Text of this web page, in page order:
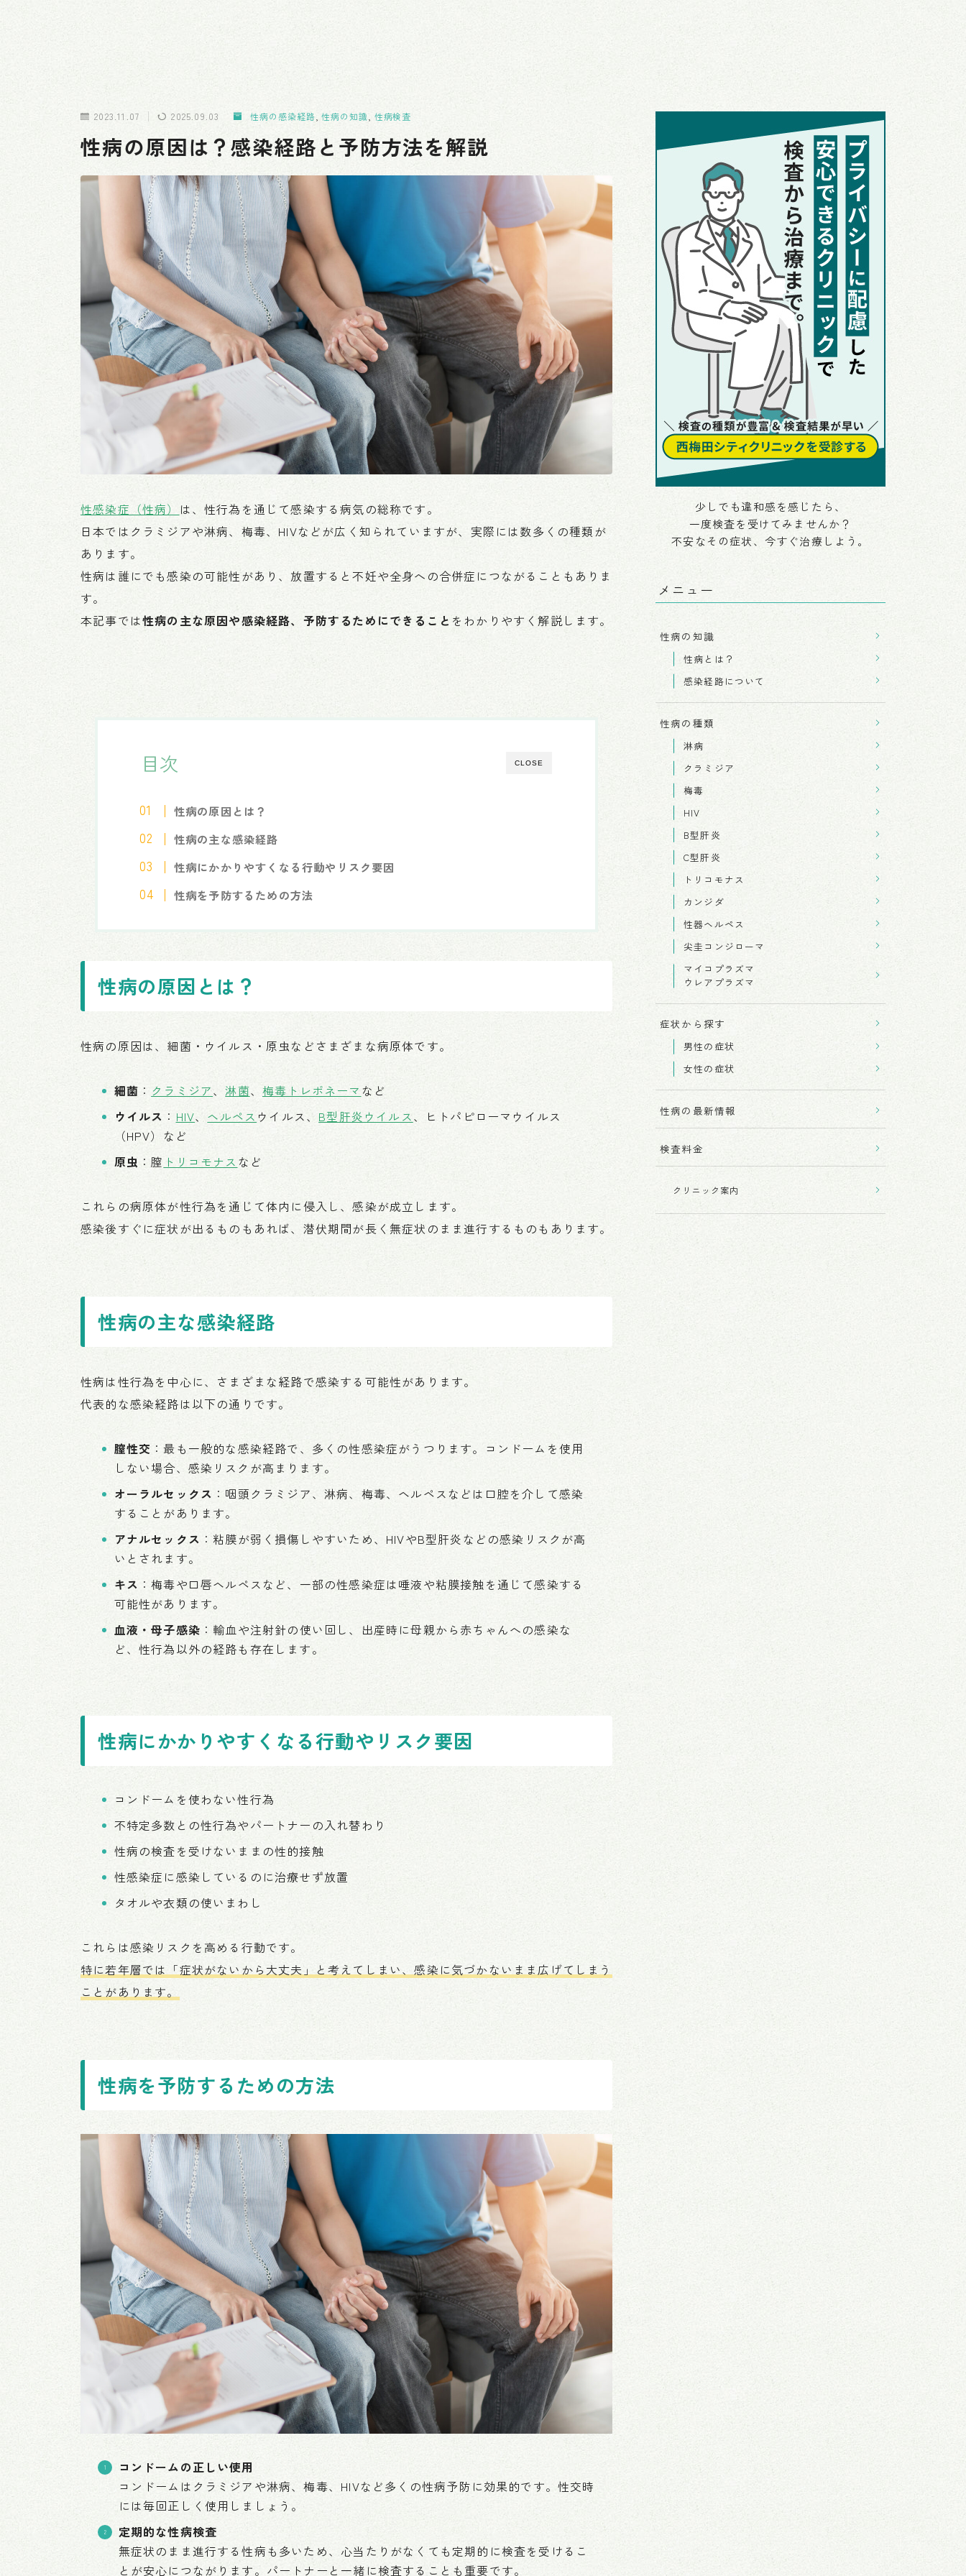
2023.11.07 2025.09.03 性病の感染経路 ,性病の知識 性病検査
性病の原因は？感染経路と予防方法を解説
性感染症（性病） は、性行為を通じて感染する病気の総称です。
日本ではクラミジアや淋病、梅毒、HIVなどが広く知られていますが、実際には数多くの種類が
あります。
性病は誰にでも感染の可能性があり、放置すると不妊や全身への合併症につながることもありま
す。
本記事では性病の主な原因や感染経路、予防するためにできること をわかりやすく解説します。
CLOSE
目次
性病の原因とは？
性病の主な感染経路
性病にかかりやすくなる行動やリスク要因
性病を予防するための方法
性病の原因とは？
性病の原因は、細菌・ウイルス・原虫などさまざまな病原体です。
細菌 ： クラミジア、淋菌、 梅毒トレポネーマ など
ウイルス ： HIV、 ヘルペス ウイルス、 B型肝炎ウイルス、ヒトパピローマウイルス
（HPV）など
原虫 ：膣 トリコモナス など
これらの病原体が性行為を通じて体内に侵入し、感染が成立します。
感染後すぐに症状が出るものもあれば、潜伏期間が長く無症状のまま進行するものもあります。
性病の主な感染経路
性病は性行為を中心に、さまざまな経路で感染する可能性があります。
代表的な感染経路は以下の通りです。
膣性交 ：最も一般的な感染経路で、多くの性感染症がうつります。コンドームを使用
しない場合、感染リスクが高まります。
オーラルセックス ：咽頭クラミジア、淋病、梅毒、ヘルペスなどは口腔を介して感染
することがあります。
アナルセックス ：粘膜が弱く損傷しやすいため、HIVやB型肝炎などの感染リスクが高
いとされます。
キス ：梅毒や口唇ヘルペスなど、一部の性感染症は唾液や粘膜接触を通じて感染する
可能性があります。
血液・母子感染 ：輸血や注射針の使い回し、出産時に母親から赤ちゃんへの感染な
ど、性行為以外の経路も存在します。
性病にかかりやすくなる行動やリスク要因
コンドームを使わない性行為
不特定多数との性行為やパートナーの入れ替わり
性病の検査を受けないままの性的接触
性感染症に感染しているのに治療せず放置
タオルや衣類の使いまわし
これらは感染リスクを高める行動です。
特に若年層では「症状がないから大丈夫」と考えてしまい、感染に気づかないまま広げてしまう
ことがあります。
性病を予防するための方法
コンドームの正しい使用
コンドームはクラミジアや淋病、梅毒、HIVなど多くの性病予防に効果的です。性交時
には毎回正しく使用しましょう。
定期的な性病検査
無症状のまま進行する性病も多いため、心当たりがなくても定期的に検査を受けるこ
とが安心につながります。パートナーと一緒に検査することも重要です。
少しでも違和感を感じたら、
一度検査を受けてみませんか？
不安なその症状、今すぐ治療しよう。
メニュー
性病の知識
性病とは？
感染経路について
性病の種類
淋病
クラミジア
梅毒
HIV
B型肝炎
C型肝炎
トリコモナス
カンジダ
性器ヘルペス
尖圭コンジローマ
マイコプラズマ
ウレアプラズマ
症状から探す
男性の症状
女性の症状
性病の最新情報
検査料金
クリニック案内